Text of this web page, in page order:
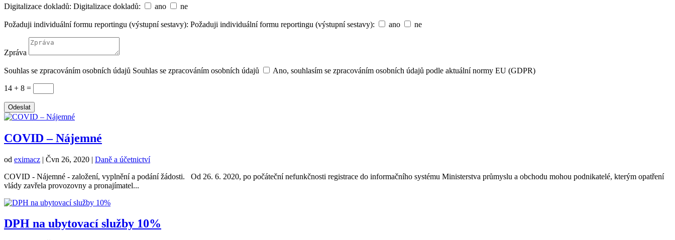
Digitalizace dokladů: Digitalizace dokladů: ano ne
Požaduji individuální formu reportingu (výstupní sestavy): Požaduji individuální formu reportingu (výstupní sestavy): ano ne
Zpráva
Souhlas se zpracováním osobních údajů Souhlas se zpracováním osobních údajů Ano, souhlasím se zpracováním osobních údajů podle aktuální normy EU (GDPR)
14 + 8 =
Odeslat
COVID – Nájemné
od eximacz | Čvn 26, 2020 | Daně a účetnictví
COVID - Nájemné - založení, vyplnění a podání žádosti. Od 26. 6. 2020, po počáteční nefunkčnosti registrace do informačního systému Ministerstva průmyslu a obchodu mohou podnikatelé, kterým opatření
vlády zavřela provozovny a pronajímatel...
DPH na ubytovací služby 10%